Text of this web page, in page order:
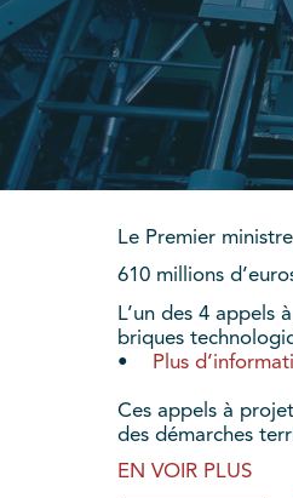
Le Premier
610 millions
L’un des 4 appels
briques
•
Plus
Ces appels à
des démarches
EN VOIR PLUS